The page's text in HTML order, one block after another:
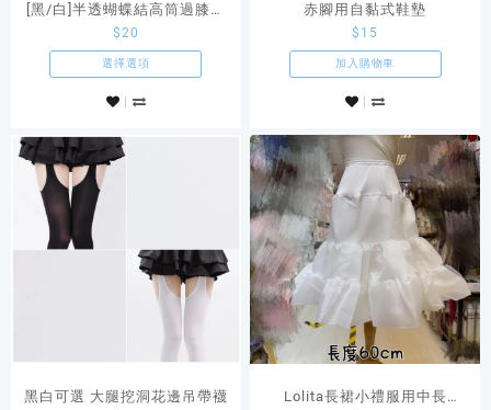
[黑/白]半透蝴蝶結高筒過膝大
腿襪
$20
選擇選項
赤腳用自黏式鞋墊
$ 15
加入購物車
黑白可選 大腿挖洞花邊吊帶襪
Lolita長裙小禮服用中長